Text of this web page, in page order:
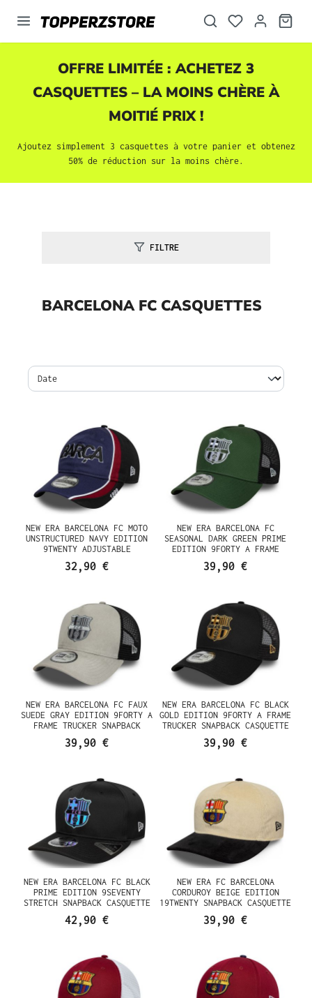
principal
OFFRE LIMITÉE : ACHETEZ 3
CASQUETTES – LA MOINS CHÈRE À
MOITIÉ PRIX !
Ajoutez simplement 3 casquettes à votre panier et obtenez
50% de réduction sur la moins chère.
FILTRE
BARCELONA FC CASQUETTES
NEW ERA BARCELONA FC MOTO
UNSTRUCTURED NAVY EDITION
9TWENTY ADJUSTABLE
32,90 €
NEW ERA BARCELONA FC
SEASONAL DARK GREEN PRIME
EDITION 9FORTY A FRAME
39,90 €
NEW ERA BARCELONA FC FAUX
SUEDE GRAY EDITION 9FORTY A
FRAME TRUCKER SNAPBACK
CASQUETTE
39,90 €
NEW ERA BARCELONA FC BLACK
GOLD EDITION 9FORTY A FRAME
TRUCKER SNAPBACK CASQUETTE
39,90 €
NEW ERA BARCELONA FC BLACK
PRIME EDITION 9SEVENTY
STRETCH SNAPBACK CASQUETTE
42,90 €
NEW ERA FC BARCELONA
CORDUROY BEIGE EDITION
19TWENTY SNAPBACK CASQUETTE
39,90 €